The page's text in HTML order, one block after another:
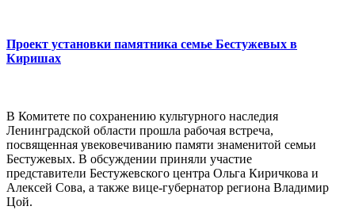
Проект установки памятника семье Бестужевых в
Киришах
В Комитете по сохранению культурного наследия
Ленинградской области прошла рабочая встреча,
посвященная увековечиванию памяти знаменитой семьи
Бестужевых. В обсуждении приняли участие
представители Бестужевского центра Ольга Киричкова и
Алексей Сова, а также вице-губернатор региона Владимир
Цой.